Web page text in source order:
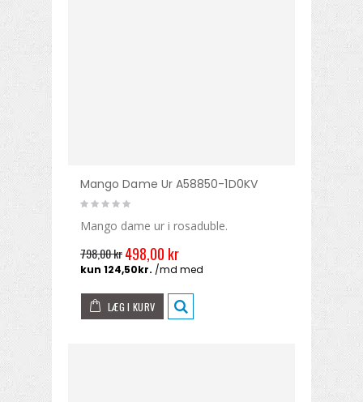
Mango Dame Ur A58850-1D0KV
Mango dame ur i rosaduble.
798,00 kr498,00 kr
LÆG I KURV